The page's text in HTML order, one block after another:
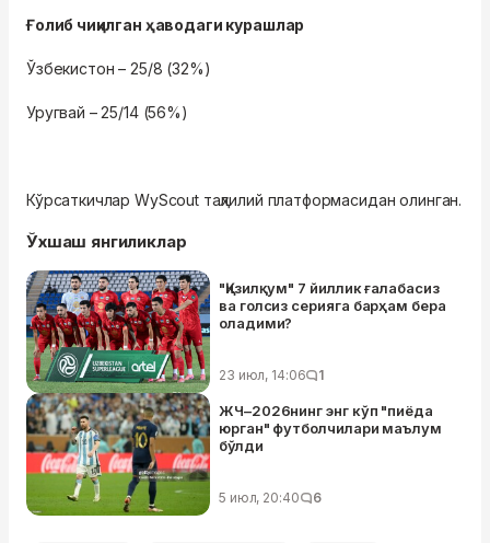
Ғолиб чиқилган ҳаводаги курашлар
Ўзбекистон – 25/8 (32%)
Уругвай – 25/14 (56%)
Кўрсаткичлар WyScout таҳлилий платформасидан олинган.
Ўхшаш янгиликлар
"Қизилқум" 7 йиллик ғалабасиз
ва голсиз серияга барҳам бера
оладими?
23 июл, 14:06 1
ЖЧ–2026нинг энг кўп "пиёда
юрган" футболчилари маълум
бўлди
5 июл, 20:40 6